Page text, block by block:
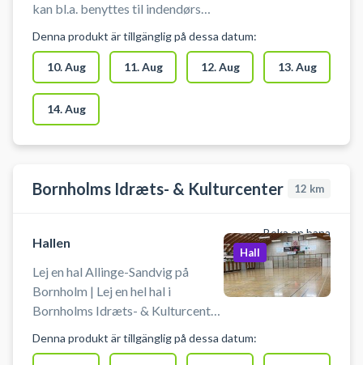
kan bl.a. benyttes til indendørs
badminton. Book en hal og spil
indendørs fodbold i Rønne i
Søndermarkshallen. Medbring
selv bold og andet udstyr.
Denna produkt är tillgänglig på dessa datum:
10. Aug 11. Aug 12. Aug 13. Aug
14. Aug
Bornholms Idræts- & Kulturcenter 12 km
Boka en bana
Hallen
Lej en hal Allinge-Sandvig på
Bornholm | Lej en hel hal i
Bornholms Idræts- & Kulturcenter
Bornholms Idrætscenter og spil
Hall
Denna produkt är tillgänglig på dessa datum: